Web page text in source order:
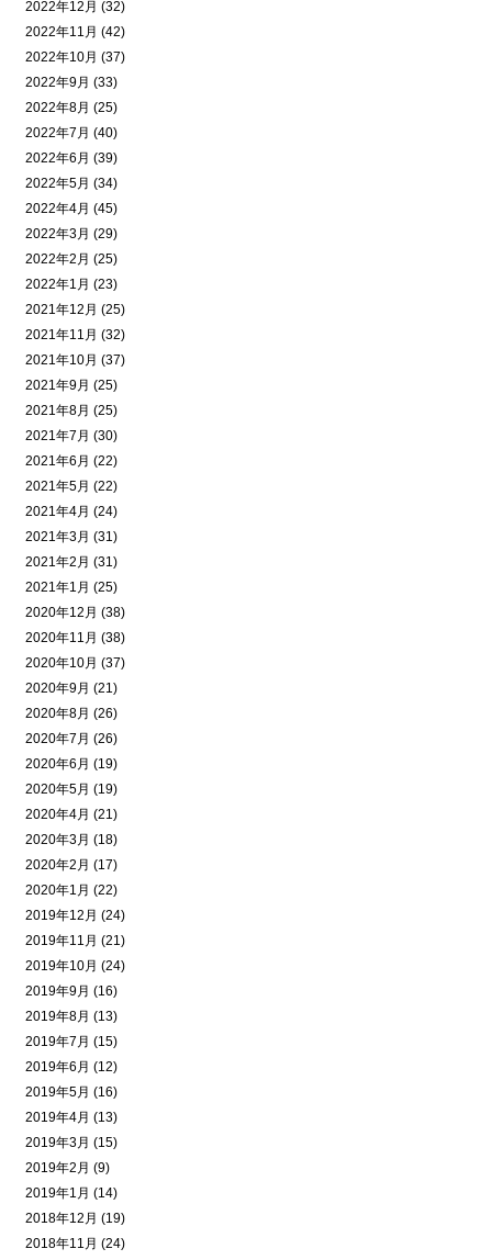
2022年12月 (32)
2022年11月 (42)
2022年10月 (37)
2022年9月 (33)
2022年8月 (25)
2022年7月 (40)
2022年6月 (39)
2022年5月 (34)
2022年4月 (45)
2022年3月 (29)
2022年2月 (25)
2022年1月 (23)
2021年12月 (25)
2021年11月 (32)
2021年10月 (37)
2021年9月 (25)
2021年8月 (25)
2021年7月 (30)
2021年6月 (22)
2021年5月 (22)
2021年4月 (24)
2021年3月 (31)
2021年2月 (31)
2021年1月 (25)
2020年12月 (38)
2020年11月 (38)
2020年10月 (37)
2020年9月 (21)
2020年8月 (26)
2020年7月 (26)
2020年6月 (19)
2020年5月 (19)
2020年4月 (21)
2020年3月 (18)
2020年2月 (17)
2020年1月 (22)
2019年12月 (24)
2019年11月 (21)
2019年10月 (24)
2019年9月 (16)
2019年8月 (13)
2019年7月 (15)
2019年6月 (12)
2019年5月 (16)
2019年4月 (13)
2019年3月 (15)
2019年2月 (9)
2019年1月 (14)
2018年12月 (19)
2018年11月 (24)